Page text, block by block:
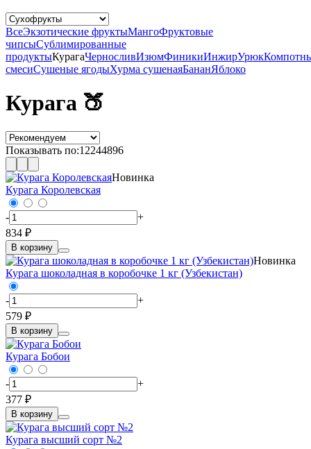
ВсеЭкзотические фруктыМангоФруктовые
чипсыСублимированные
продуктыКурагаЧерносливИзюмФиникиИнжирУрюк
смесиСушеные ягодыХурма сушенаяБананЯблоко
Курага 🍑
Показывать по:12244896
Новинка
Курага Королевская
-
+
834 ₽
В корзину
Новинка
Курага шоколадная в коробочке 1 кг (Узбекистан)
-
+
579 ₽
В корзину
Курага Бобои
-
+
377 ₽
В корзину
Курага высший сорт №2